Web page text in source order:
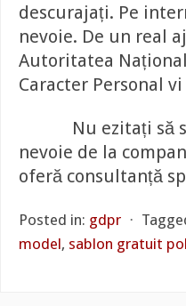
descurajați. Pe
nevoie. De un real
Autoritatea
Caracter Personal
Nu ezitați să
nevoie de la
oferă consultanță
Posted in: gdpr ⋅
model, sablon gratuit